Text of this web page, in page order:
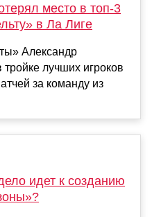
место в топ‑3
в Ла Лиге
Александр
лучших игроков
за команду из
идет к созданию